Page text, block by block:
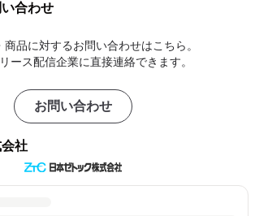
合わせ
商品に対するお問い合わせはこちら。
ース配信企業に直接連絡できます。
お問い合わせ
社